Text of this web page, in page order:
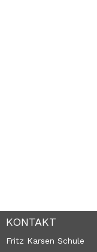
KONTAKT
Fritz Karsen Schule